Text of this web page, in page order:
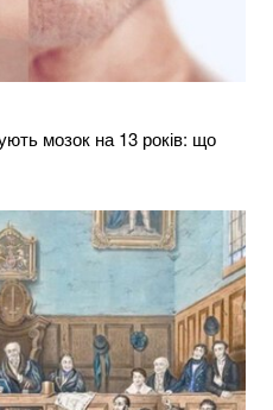
мозок на 13 років: що